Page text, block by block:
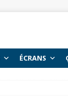
ÉCRANS